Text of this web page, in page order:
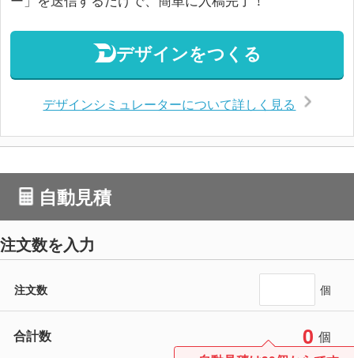
デザインをつくる
デザインシミュレーターについて詳しく見る
自動見積
注文数を入力
注文数 個
合計数 0 個